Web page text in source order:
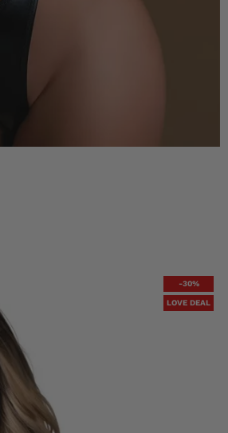
-30%
LOVE DEAL